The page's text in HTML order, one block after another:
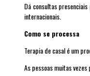
Dá consultas
internacionais.
Como se processa
Terapia de casal é um
As pessoas muitas